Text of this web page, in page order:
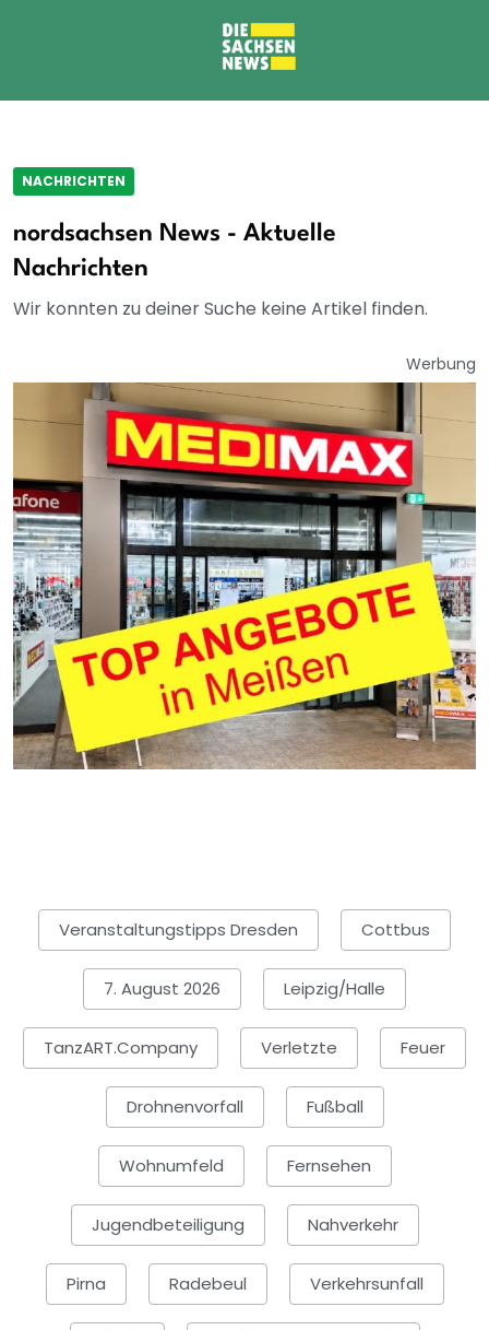
NACHRICHTEN
nordsachsen News - Aktuelle
Nachrichten
Wir konnten zu deiner Suche keine Artikel finden.
Werbung
Veranstaltungstipps Dresden Cottbus
7. August 2026 Leipzig/Halle
TanzART.company Verletzte Feuer
Drohnenvorfall Fußball
Wohnumfeld Fernsehen
Jugendbeteiligung Nahverkehr
Pirna Radebeul Verkehrsunfall